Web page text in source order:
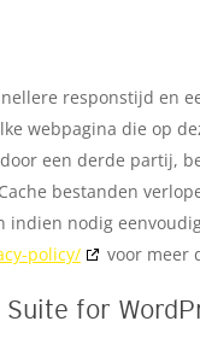
responstijd en
webpagina die op
een derde partij,
bestanden
indien nodig
policy/ voor meer
for